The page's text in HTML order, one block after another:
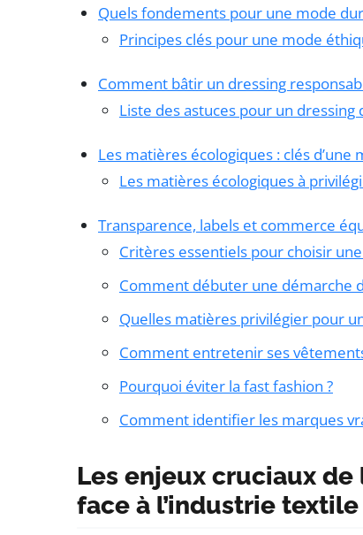
Quels fondements pour une mode
Principes clés pour une mode
Comment bâtir un dressing
Liste des astuces pour un dressing
Les matières écologiques : clés
Les matières écologiques à
Transparence, labels et commerce
Critères essentiels pour choisir
Comment débuter une démarche
Quelles matières privilégier pour
Comment entretenir ses
Pourquoi éviter la fast fashion ?
Comment identifier les marques
Les enjeux cruciaux
face à l’industrie